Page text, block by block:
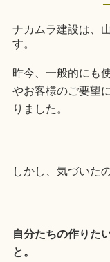
ナカムラ建設は、
す。
昨今、一般的にも
やお客様のご要望
りました。
しかし、気づいた
自分たちの作りた
と。